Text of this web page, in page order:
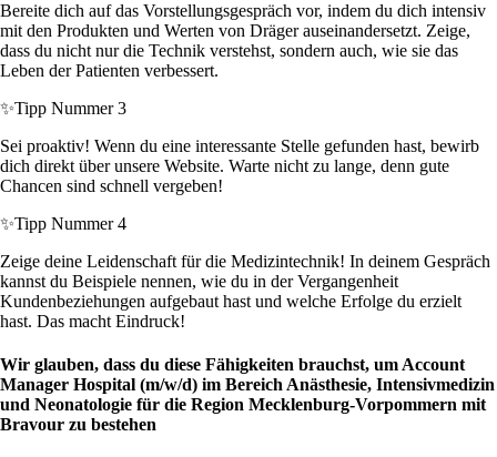
Bereite dich auf das Vorstellungsgespräch vor, indem du dich intensiv
mit den Produkten und Werten von Dräger auseinandersetzt. Zeige,
dass du nicht nur die Technik verstehst, sondern auch, wie sie das
Leben der Patienten verbessert.
✨Tipp Nummer 3
Sei proaktiv! Wenn du eine interessante Stelle gefunden hast, bewirb
dich direkt über unsere Website. Warte nicht zu lange, denn gute
Chancen sind schnell vergeben!
✨Tipp Nummer 4
Zeige deine Leidenschaft für die Medizintechnik! In deinem Gespräch
kannst du Beispiele nennen, wie du in der Vergangenheit
Kundenbeziehungen aufgebaut hast und welche Erfolge du erzielt
hast. Das macht Eindruck!
Wir glauben, dass du diese Fähigkeiten brauchst, um Account
Manager Hospital (m/w/d) im Bereich Anästhesie, Intensivmedizin
und Neonatologie für die Region Mecklenburg-Vorpommern mit
Bravour zu bestehen